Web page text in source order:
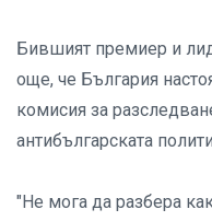
Бившият премиер и
още, че България
комисия за
антибългарската
"Не мога да разбера